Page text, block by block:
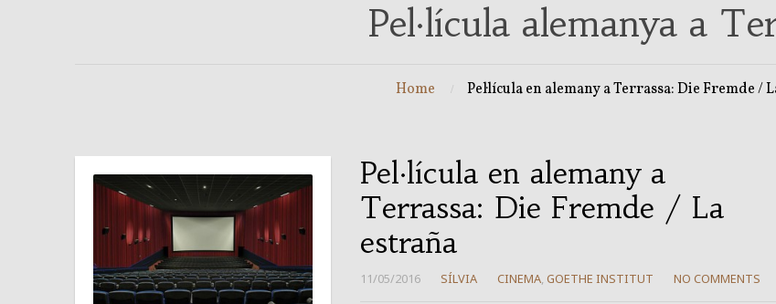
Pel·lícula alemanya a
Home Pel·lícula en alemany a Terrassa: Die Fremde /
Pel·lícula en alemany a
Terrassa: Die Fremde / La
estraña
11/05/2016 SÍLVIA CINEMA, GOETHE INSTITUT NO COMMENTS